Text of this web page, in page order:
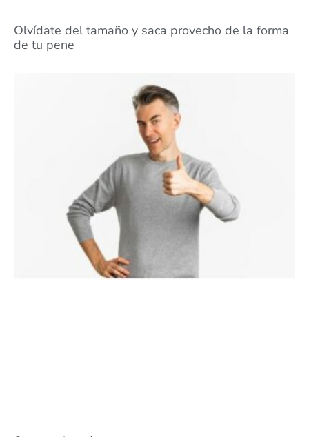
Olvídate del tamaño y saca provecho de la forma
de tu pene